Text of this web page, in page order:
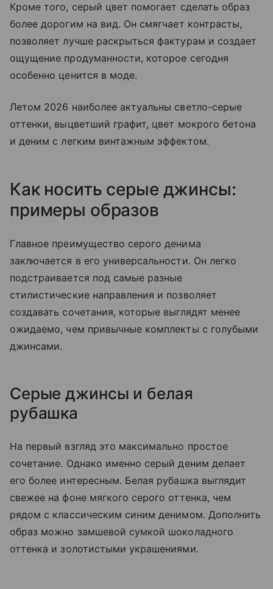
Кроме того, серый цвет помогает сделать образ
более дорогим на вид. Он смягчает контрасты,
позволяет лучше раскрыться фактурам и создает
ощущение продуманности, которое сегодня
особенно ценится в моде.
Летом 2026 наиболее актуальны светло-серые
оттенки, выцветший графит, цвет мокрого бетона
и деним с легким винтажным эффектом.
Как носить серые джинсы:
примеры образов
Главное преимущество серого денима
заключается в его универсальности. Он легко
подстраивается под самые разные
стилистические направления и позволяет
создавать сочетания, которые выглядят менее
ожидаемо, чем привычные комплекты с голубыми
джинсами.
Серые джинсы и белая
рубашка
На первый взгляд это максимально простое
сочетание. Однако именно серый деним делает
его более интересным. Белая рубашка выглядит
свежее на фоне мягкого серого оттенка, чем
рядом с классическим синим денимом. Дополнить
образ можно замшевой сумкой шоколадного
оттенка и золотистыми украшениями.